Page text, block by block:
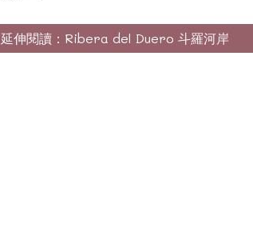
延伸閱讀：Ribera del Duero 斗羅河岸